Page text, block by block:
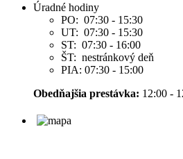
Úradné hodiny
PO: 07:30 - 15:30
UT: 07:30 - 15:30
ST: 07:30 - 16:00
ŠT: nestránkový deň
PIA: 07:30 - 15:00
Obedňajšia prestávka: 12:00 -